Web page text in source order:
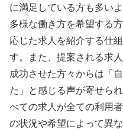
に満足している方も多い
多様な働き方を希望する
応じた求人を紹介する仕
す。また、提案される求
成功させた方々からは「
た」と感じる声が寄せら
べての求人が全ての利用
の状況や希望によって異